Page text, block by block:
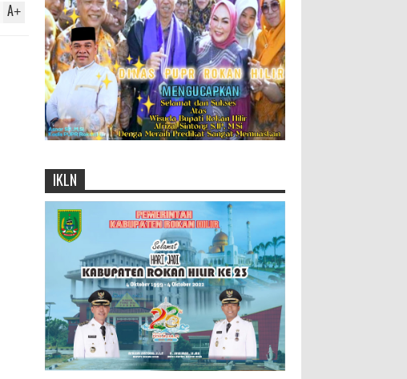
A+
IKLN